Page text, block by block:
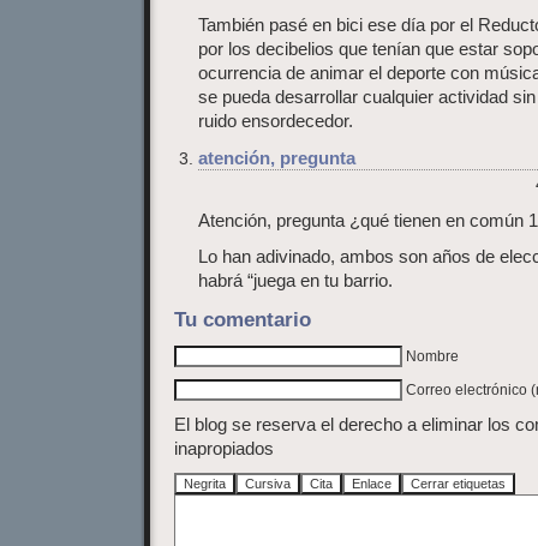
También pasé en bici ese día por el
por los decibelios que tenían que estar
ocurrencia de animar el deporte con
se pueda desarrollar cualquier actividad
ruido ensordecedor.
atención, pregunta
Atención, pregunta ¿qué tienen en común
Lo han adivinado, ambos son años de
habrá “juega en tu barrio.
Tu comentario
Nombre
Correo electrónico
El blog se reserva el derecho a eliminar los
inapropiados